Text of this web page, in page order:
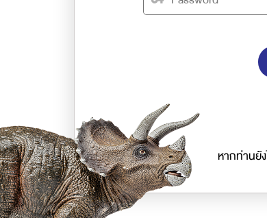
หากท่านยั